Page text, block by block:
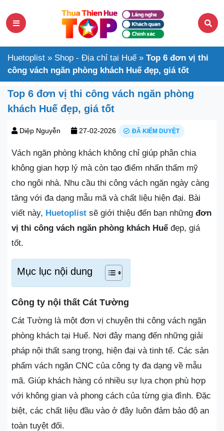
Huetoplist » Shop - Địa chỉ tại Huế » Top 6 đơn vị thi
công vách ngăn phòng khách Huế đẹp, giá tốt
Top 6 đơn vị thi công vách ngăn phòng
khách Huế đẹp, giá tốt
Diệp Nguyễn 27-02-2026 ĐÃ KIỂM DUYỆT
Vách ngăn phòng khách không chỉ giúp phân chia
không gian hợp lý mà còn tạo điểm nhấn thẩm mỹ
cho ngôi nhà. Nhu cầu thi công vách ngăn ngày càng
tăng với đa dạng mẫu mã và chất liệu hiện đại. Bài
viết này, Huetoplist sẽ giới thiệu đến bạn những đơn
vị thi công vách ngăn phòng khách Huếđẹp, giá
tốt.
Mục lục nội dung
Công ty nội thất Cát Tường
Cát Tường là một đơn vị chuyên thi công vách ngăn
phòng khách tại Huế. Nơi đây mang đến những giải
pháp nội thất sang trọng, hiện đại và tinh tế. Các sản
phẩm vách ngăn CNC của công ty đa dạng về mẫu
mã. Giúp khách hàng có nhiều sự lựa chọn phù hợp
với không gian và phong cách của từng gia đình. Đặc
biệt, các chất liệu đầu vào ở đây luôn đảm bảo độ an
toàn tuyệt đối.